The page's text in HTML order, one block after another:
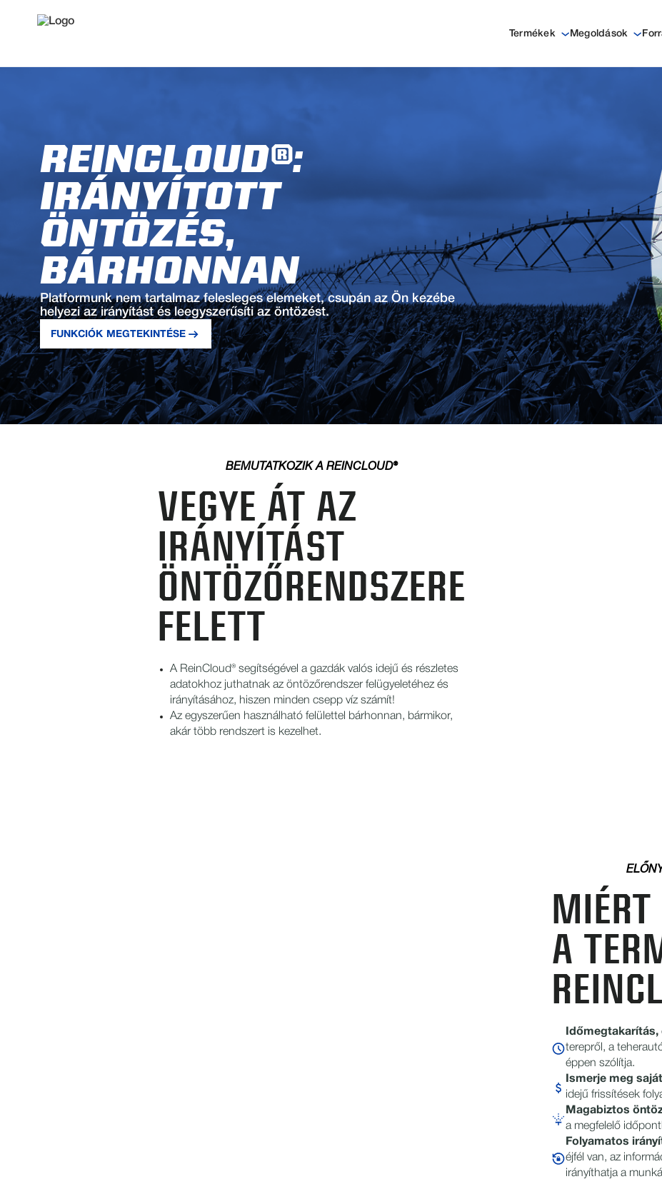
Termékek Megoldások
REINCLOUD®:
IRÁNYÍTOTT
ÖNTÖZÉS,
BÁRHONNAN
Platformunk nem tartalmaz felesleges elemeket, csupán az Ön kezébe
helyezi az irányítást és leegyszerűsíti az öntözést.
FUNKCIÓK MEGTEKINTÉSE
BEMUTATKOZIK A REINCLOUD®
VEGYE ÁT AZ
IRÁNYÍTÁST
ÖNTÖZŐRENDSZERE
FELETT
A ReinCloud® segítségével a gazdák valós idejű és részletes
adatokhoz juthatnak az öntözőrendszer felügyeletéhez és
irányításához, hiszen minden csepp víz számít!
Az egyszerűen használható felülettel bárhonnan, bármikor,
akár több rendszert is kezelhet.
A
Időmegtakarítás,
terepről, a
éppen szólítja.
Ismerje meg
idejű frissítések
Magabiztos
a megfelelő
Folyamatos
éjfél van, az
irányíthatja a